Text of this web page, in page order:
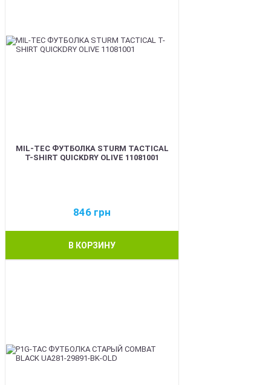
MIL-TEC ФУТБОЛКА STURM TACTICAL
T-SHIRT QUICKDRY OLIVE 11081001
846 грн
В КОРЗИНУ